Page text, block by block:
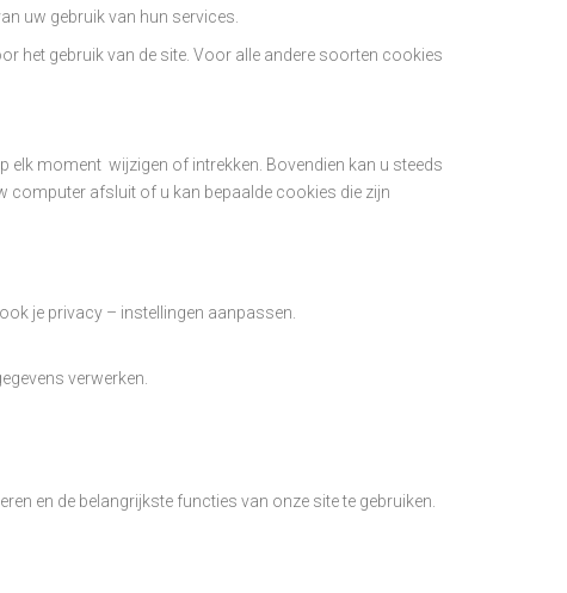
uw gebruik van hun services.
het gebruik van de site. Voor alle andere soorten cookies
moment wijzigen of intrekken. Bovendien kan u steeds
computer afsluit of u kan bepaalde cookies die zijn
je privacy – instellingen aanpassen.
verwerken.
en de belangrijkste functies van onze site te gebruiken.